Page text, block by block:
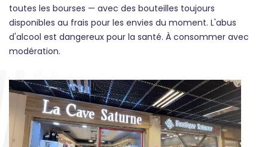
toutes les bourses — avec des bouteilles toujours
disponibles au frais pour les envies du moment. L'abus
d'alcool est dangereux pour la santé. À consommer avec
modération.